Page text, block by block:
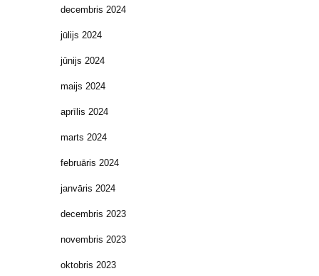
decembris 2024
jūlijs 2024
jūnijs 2024
maijs 2024
aprīlis 2024
marts 2024
februāris 2024
janvāris 2024
decembris 2023
novembris 2023
oktobris 2023